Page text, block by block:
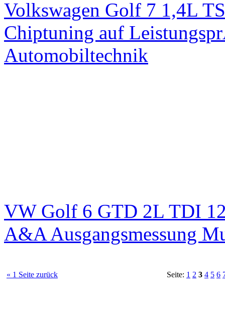
Volkswagen Golf 7 1,4L
Chiptuning auf
Automobiltechnik
VW Golf 6 GTD 2L TDI
A&A Ausgangsmessung
« 1 Seite zurück Seite: 1 2 3 4 5 6